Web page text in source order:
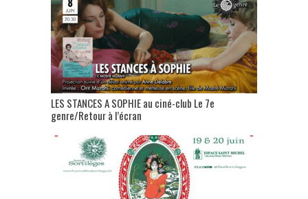
LES STANCES A SOPHIE au ciné-club Le 7e
genre/Retour à l’écran